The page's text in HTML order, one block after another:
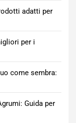
adatti per
per i
come sembra:
Guida per